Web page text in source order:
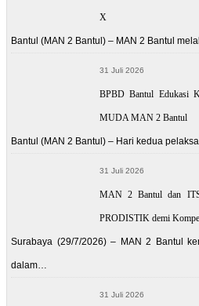
X
Bantul (MAN 2 Bantul) – MAN 2 Bantul
31 Juli 2026
BPBD Bantul Edukasi
MUDA MAN 2 Bantul
Bantul (MAN 2 Bantul) – Hari kedua
31 Juli 2026
MAN 2 Bantul dan
PRODISTIK demi
Surabaya (29/7/2026) – MAN 2 Bantul
dalam…
31 Juli 2026